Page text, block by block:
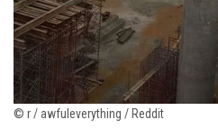
© r / awfuleverything / Reddit